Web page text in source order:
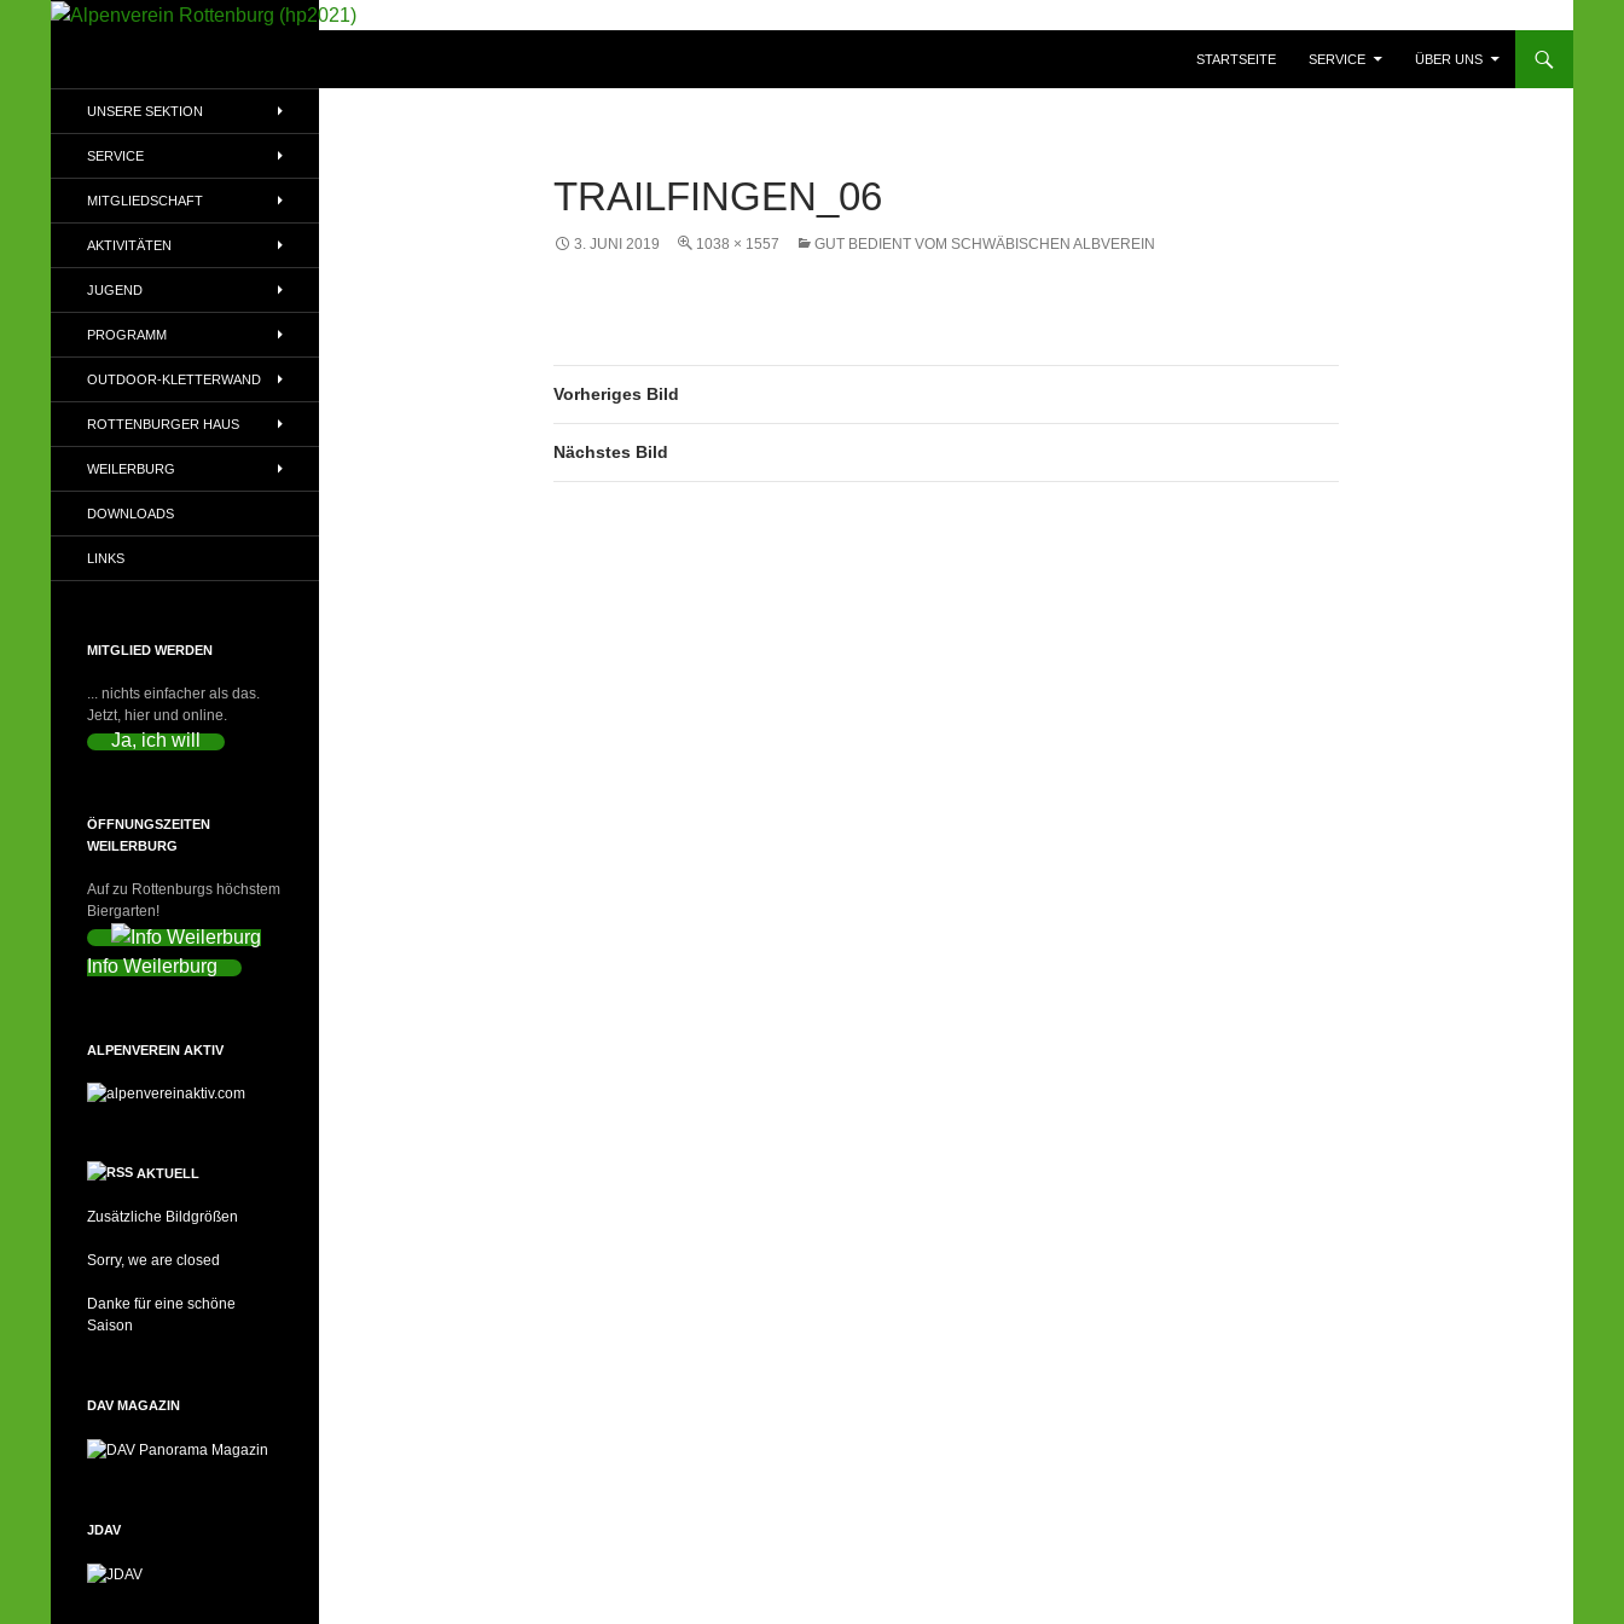
STARTSEITE
SERVICE ÜBER UNS
TRAILFINGEN_06
3. JUNI 2019 1038 × 1557 GUT BEDIENT VOM SCHWÄBISCHEN ALBVEREIN
Vorheriges Bild
Nächstes Bild
(DAV)
UNSERE SEKTION
SERVICE
MITGLIEDSCHAFT
AKTIVITÄTEN
JUGEND
PROGRAMM
OUTDOOR-KLETTERWAND
ROTTENBURGER HAUS
WEILERBURG
DOWNLOADS
LINKS
MITGLIED WERDEN
... nichts einfacher als das.
Jetzt, hier und online.
Ja, ich will
ÖFFNUNGSZEITEN
WEILERBURG
Auf zu Rottenburgs höchstem
Biergarten!
Info Weilerburg
ALPENVEREIN AKTIV
AKTUELL
Zusätzliche Bildgrößen
Sorry, we are closed
Danke für eine schöne
Saison
DAV MAGAZIN
JDAV